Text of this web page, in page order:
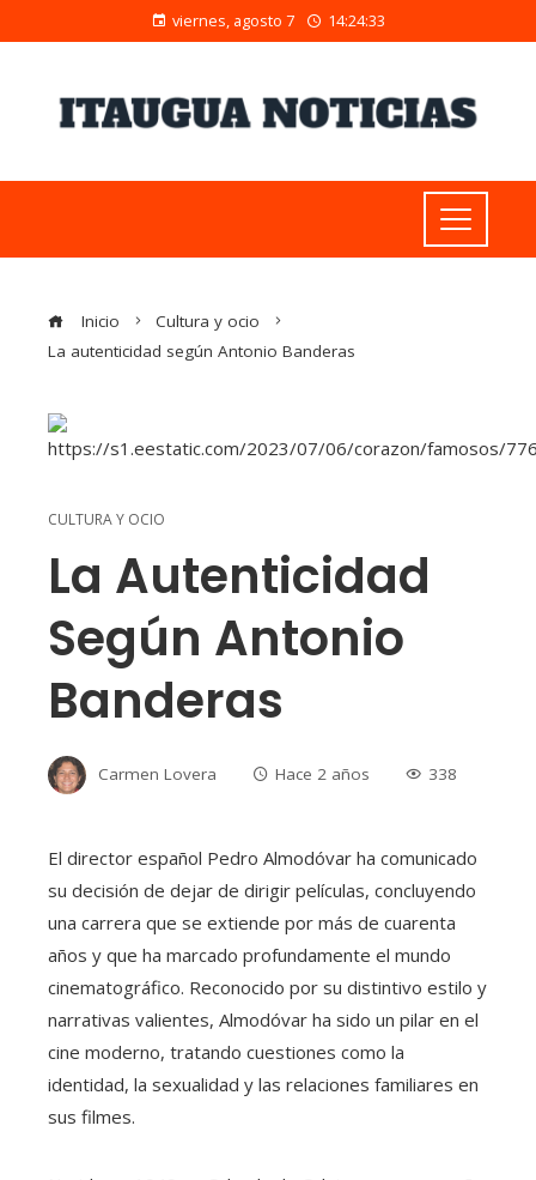
viernes, agosto 7 14:24:35
Inicio
Cultura y ocio
La autenticidad según Antonio Banderas
CULTURA Y OCIO
La Autenticidad
Según Antonio
Banderas
Carmen Lovera Hace 2 años 338
El director español Pedro Almodóvar ha comunicado
su decisión de dejar de dirigir películas, concluyendo
una carrera que se extiende por más de cuarenta
años y que ha marcado profundamente el mundo
cinematográfico. Reconocido por su distintivo estilo y
narrativas valientes, Almodóvar ha sido un pilar en el
cine moderno, tratando cuestiones como la
identidad, la sexualidad y las relaciones familiares en
sus filmes.